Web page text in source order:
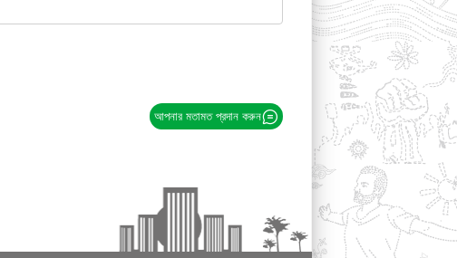
আপনার মতামত প্রদান করুন